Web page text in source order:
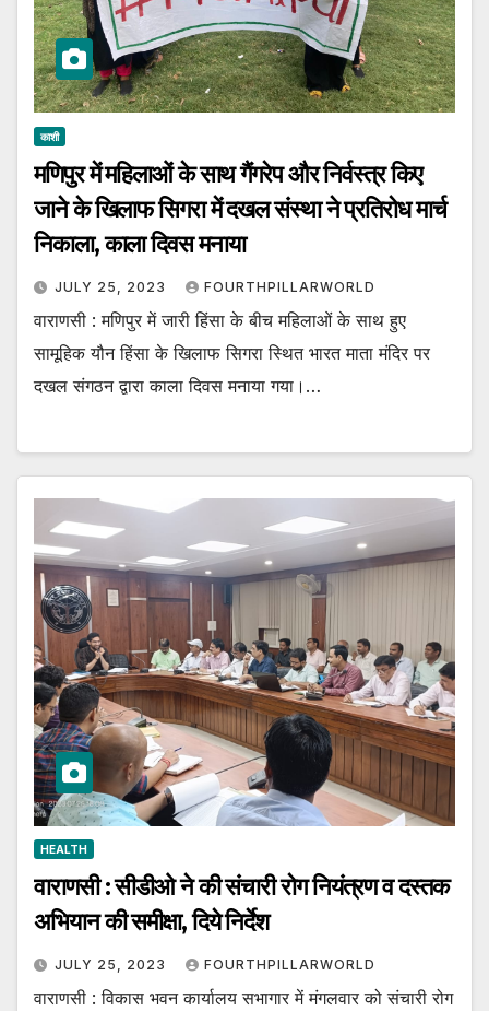
काशी
मणिपुर में महिलाओं के साथ गैंगरेप और निर्वस्त्र किए
जाने के खिलाफ सिगरा में दखल संस्था ने प्रतिरोध मार्च
निकाला, काला दिवस मनाया
JULY 25, 2023 FOURTHPILLARWORLD
वाराणसी : मणिपुर में जारी हिंसा के बीच महिलाओं के साथ हुए
सामूहिक यौन हिंसा के खिलाफ सिगरा स्थित भारत माता मंदिर पर
दखल संगठन द्वारा काला दिवस मनाया गया।…
HEALTH
वाराणसी : सीडीओ ने की संचारी रोग नियंत्रण व दस्तक
अभियान की समीक्षा, दिये निर्देश
JULY 25, 2023 FOURTHPILLARWORLD
वाराणसी : विकास भवन कार्यालय सभागार में मंगलवार को संचारी रोग